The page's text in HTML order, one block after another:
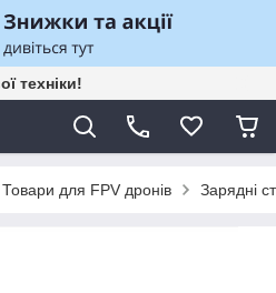
техніки!
Товари для FPV дронів Зарядні